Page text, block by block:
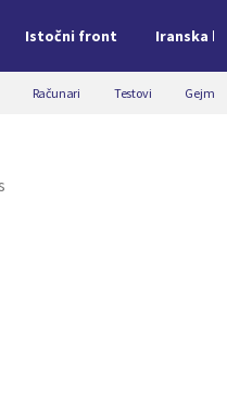
Istočni front Iranska
Računari Testovi